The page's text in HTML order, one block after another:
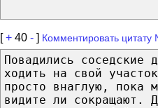
[+ 40 - ] Комментировать цитату
Повадились соседские
ходить на свой
просто внаглую, пока
видите ли сокращают.